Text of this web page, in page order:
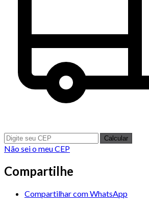
Calcular
Não sei o meu CEP
Compartilhe
Compartilhar com WhatsApp